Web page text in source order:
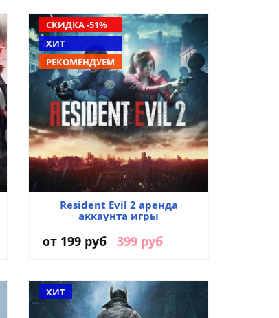
СКИДКА -51%
ХИТ
РЕКОМЕНДУЕМ
Resident Evil 2 аренда
аккаунта игры
от 199 руб 399 руб
ХИТ